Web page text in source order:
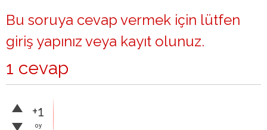
Bu soruya cevap vermek için lütfen
giriş yapınız veya kayıt olunuz.
1 cevap
+1
oy